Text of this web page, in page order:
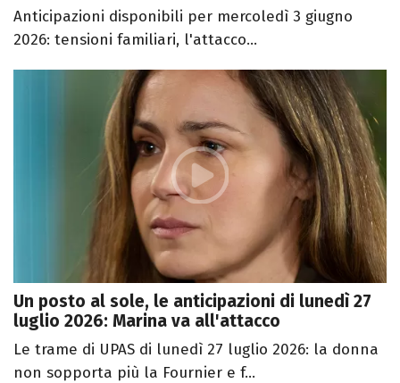
Anticipazioni disponibili per mercoledì 3 giugno
2026: tensioni familiari, l'attacco...
Un posto al sole, le anticipazioni di lunedì 27
luglio 2026: Marina va all'attacco
Le trame di UPAS di lunedì 27 luglio 2026: la donna
non sopporta più la Fournier e f...